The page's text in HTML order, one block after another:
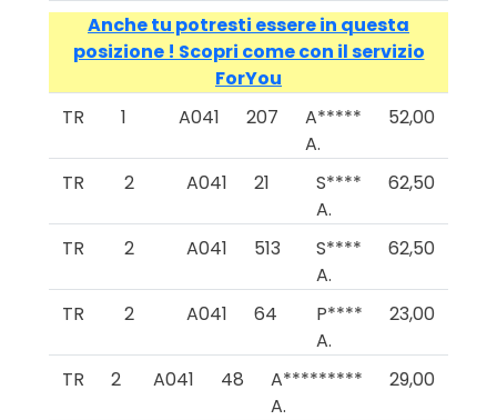
Anche tu potresti essere in questa
posizione ! Scopri come con il servizio
ForYou
TR
1 A041 207
A*****
A.
52,00
TR 2 A041 21
S****
A.
62,50
TR 2 A041 513
S****
A.
62,50
TR 2 A041 64
P****
A.
23,00
TR 2 A041 48
A*********
A.
29,00